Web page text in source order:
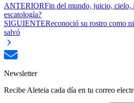
ANTERIORFin del mundo, juicio, cielo,
escatología?
SIGUIENTEReconoció su rostro como
salvó
Newsletter
Recibe Aleteia cada día en tu correo